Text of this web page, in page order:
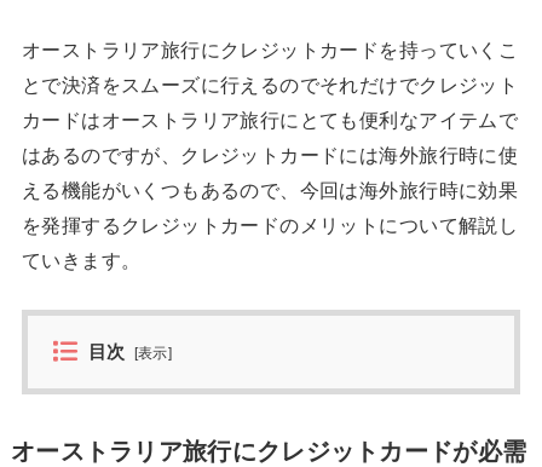
オーストラリア旅行にクレジットカードを持っていくこ
とで決済をスムーズに行えるのでそれだけでクレジット
カードはオーストラリア旅行にとても便利なアイテムで
はあるのですが、クレジットカードには海外旅行時に使
える機能がいくつもあるので、今回は海外旅行時に効果
を発揮するクレジットカードのメリットについて解説し
ていきます。
目次 [表示]
オーストラリア旅行にクレジットカードが必需